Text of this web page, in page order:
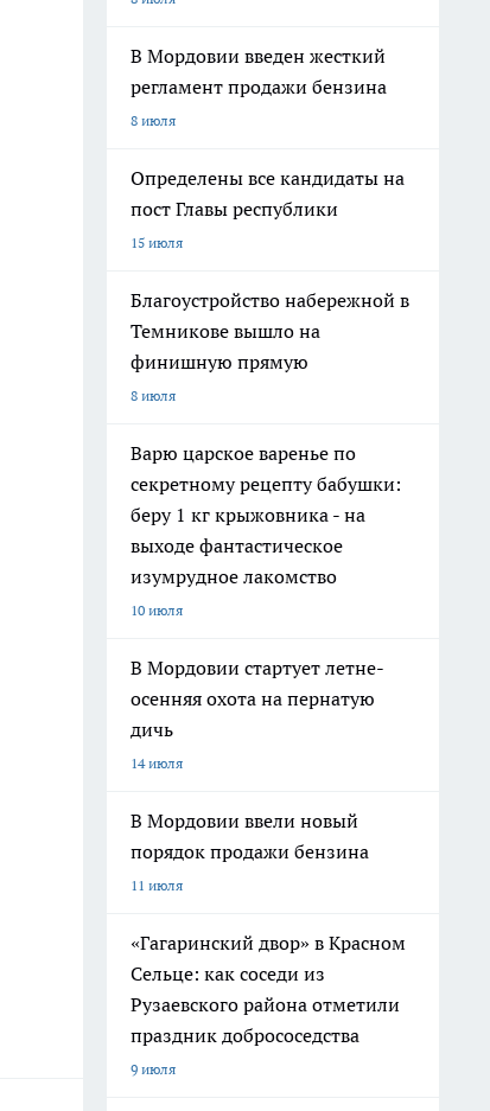
В Мордовии введен жесткий
регламент продажи бензина
8 июля
Определены все кандидаты на
пост Главы республики
15 июля
Благоустройство набережной в
Темникове вышло на
финишную прямую
8 июля
Варю царское варенье по
секретному рецепту бабушки:
беру 1 кг крыжовника - на
выходе фантастическое
изумрудное лакомство
10 июля
В Мордовии стартует летне-
осенняя охота на пернатую
дичь
14 июля
В Мордовии ввели новый
порядок продажи бензина
11 июля
«Гагаринский двор» в Красном
Сельце: как соседи из
Рузаевского района отметили
праздник добрососедства
9 июля